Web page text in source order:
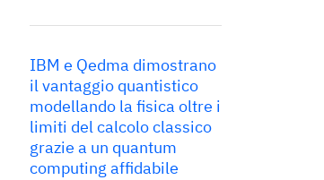
IBM e Qedma dimostrano
il vantaggio quantistico
modellando la fisica oltre i
limiti del calcolo classico
grazie a un quantum
computing affidabile